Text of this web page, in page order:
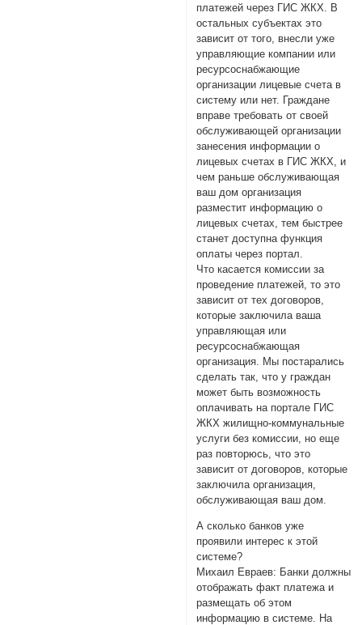
платежей через ГИС ЖКХ. В
остальных субъектах это
зависит от того, внесли уже
управляющие компании или
ресурсоснабжающие
организации лицевые счета в
систему или нет. Граждане
вправе требовать от своей
обслуживающей организации
занесения информации о
лицевых счетах в ГИС ЖКХ, и
чем раньше обслуживающая
ваш дом организация
разместит информацию о
лицевых счетах, тем быстрее
станет доступна функция
оплаты через портал.
Что касается комиссии за
проведение платежей, то это
зависит от тех договоров,
которые заключила ваша
управляющая или
ресурсоснабжающая
организация. Мы постарались
сделать так, что у граждан
может быть возможность
оплачивать на портале ГИС
ЖКХ жилищно-коммунальные
услуги без комиссии, но еще
раз повторюсь, что это
зависит от договоров, которые
заключила организация,
обслуживающая ваш дом.
А сколько банков уже
проявили интерес к этой
системе?
Михаил Евраев: Банки должны
отображать факт платежа и
размещать об этом
информацию в системе. На